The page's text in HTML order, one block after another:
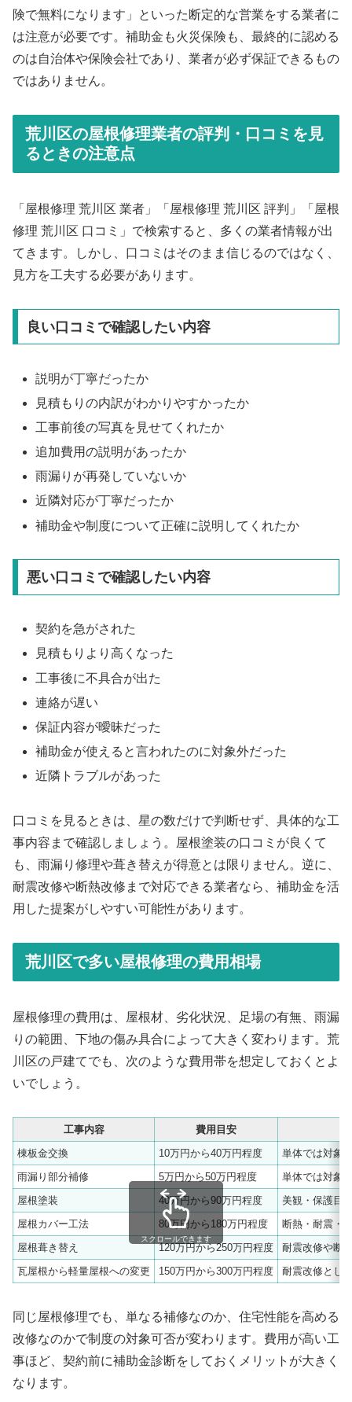
険で無料になります」といった断定的な営業をする業者に
は注意が必要です。補助金も火災保険も、最終的に認める
のは自治体や保険会社であり、業者が必ず保証できるもの
ではありません。
荒川区の屋根修理業者の評判・口コミを見
るときの注意点
「屋根修理 荒川区 業者」「屋根修理 荒川区 評判」「屋根
修理 荒川区 口コミ」で検索すると、多くの業者情報が出
てきます。しかし、口コミはそのまま信じるのではなく、
見方を工夫する必要があります。
良い口コミで確認したい内容
説明が丁寧だったか
見積もりの内訳がわかりやすかったか
工事前後の写真を見せてくれたか
追加費用の説明があったか
雨漏りが再発していないか
近隣対応が丁寧だったか
補助金や制度について正確に説明してくれたか
悪い口コミで確認したい内容
契約を急がされた
見積もりより高くなった
工事後に不具合が出た
連絡が遅い
保証内容が曖昧だった
補助金が使えると言われたのに対象外だった
近隣トラブルがあった
口コミを見るときは、星の数だけで判断せず、具体的な工
事内容まで確認しましょう。屋根塗装の口コミが良くて
も、雨漏り修理や葺き替えが得意とは限りません。逆に、
耐震改修や断熱改修まで対応できる業者なら、補助金を活
用した提案がしやすい可能性があります。
荒川区で多い屋根修理の費用相場
屋根修理の費用は、屋根材、劣化状況、足場の有無、雨漏
りの範囲、下地の傷み具合によって大きく変わります。荒
川区の戸建てでも、次のような費用帯を想定しておくとよ
いでしょう。
工事内容
費用目安
棟板金交換
10万円から40万円程度
単体では対象
雨漏り部分補修
5万円から50万円程度
単体では対象
屋根塗装
40万円から90万円程度
美観・保護目
屋根カバー工法
80万円から180万円程度
断熱・耐震・
屋根葺き替え
120万円から250万円程度
耐震改修や断
瓦屋根から軽量屋根への変更
150万円から300万円程度 耐震改修とし
スクロールできます
同じ屋根修理でも、単なる補修なのか、住宅性能を高める
改修なのかで制度の対象可否が変わります。費用が高い工
事ほど、契約前に補助金診断をしておくメリットが大きく
なります。